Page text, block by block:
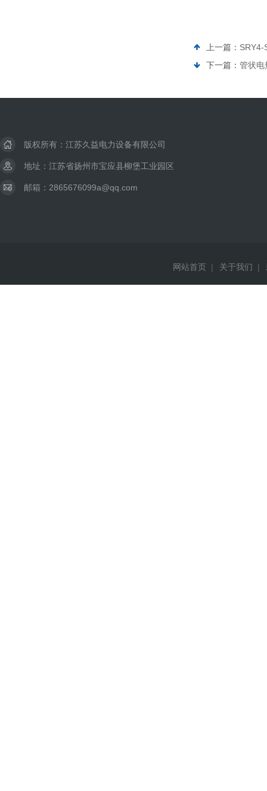
上一篇： SRY4-
下一篇： 管状电
版权所有：江苏久益电力设备有限公司
地址：江苏省扬州市宝应县柳堡工业园区
邮箱：2865676099a@qq.com
网站首页 | 关于我们 |